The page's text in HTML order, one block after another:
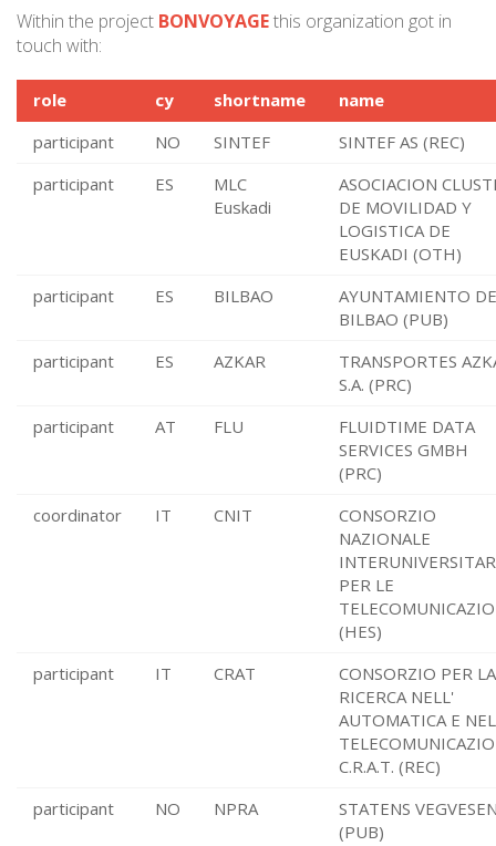
Within the project BONVOYAGEthis organization got in
touch with:
role cy shortname
name
participant
NO SINTEF
SINTEF AS (REC)
participant
ES
MLC
Euskadi
ASOCIACION
DE MOVILIDAD Y
LOGISTICA DE
EUSKADI (OTH)
participant
ES BILBAO
AYUNTAMIENTO DE
BILBAO (PUB)
participant
ES AZKAR
TRANSPORTES
S.A. (PRC)
participant
AT FLU
FLUIDTIME DATA
SERVICES GMBH
(PRC)
coordinator
IT CNIT
CONSORZIO
NAZIONALE
PER LE
(HES)
participant
IT CRAT
CONSORZIO PER LA
RICERCA NELL'
AUTOMATICA E
C.R.A.T. (REC)
participant
NO NPRA
STATENS
(PUB)